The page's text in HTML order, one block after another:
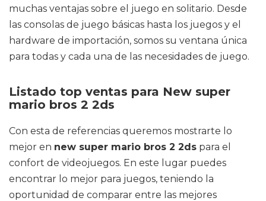
muchas ventajas sobre el juego en solitario. Desde
las consolas de juego básicas hasta los juegos y el
hardware de importación, somos su ventana única
para todas y cada una de las necesidades de juego.
Listado top ventas para New super
mario bros 2 2ds
Con esta de referencias queremos mostrarte lo
mejor en new super mario bros 2 2ds para el
confort de videojuegos. En este lugar puedes
encontrar lo mejor para juegos, teniendo la
oportunidad de comparar entre las mejores